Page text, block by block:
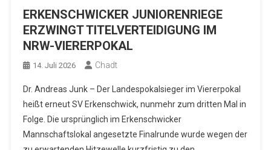
ERKENSCHWICKER JUNIORENRIEGE
ERZWINGT TITELVERTEIDIGUNG IM
NRW-VIERERPOKAL
14. Juli 2026 Chadt
Dr. Andreas Junk – Der Landespokalsieger im Viererpokal
heißt erneut SV Erkenschwick, nunmehr zum dritten Mal in
Folge. Die ursprünglich im Erkenschwicker
Mannschaftslokal angesetzte Finalrunde wurde wegen der